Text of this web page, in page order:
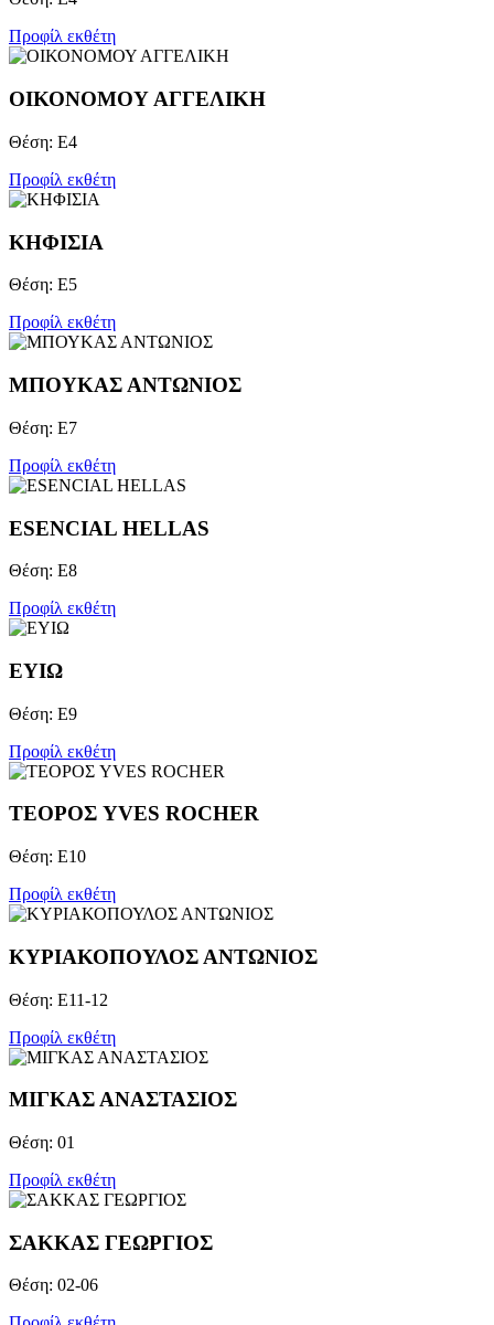
Προφίλ εκθέτη
ΟΙΚΟΝΟΜΟΥ ΑΓΓΕΛΙΚΗ
Θέση: Ε4
Προφίλ εκθέτη
ΚΗΦΙΣΙΑ
Θέση: Ε5
Προφίλ εκθέτη
ΜΠΟΥΚΑΣ ΑΝΤΩΝΙΟΣ
Θέση: Ε7
Προφίλ εκθέτη
ESENCIAL HELLAS
Θέση: Ε8
Προφίλ εκθέτη
ΕΥΙΩ
Θέση: Ε9
Προφίλ εκθέτη
ΤΕΟΡΟΣ YVES ROCHER
Θέση: Ε10
Προφίλ εκθέτη
ΚΥΡΙΑΚΟΠΟΥΛΟΣ ΑΝΤΩΝΙΟΣ
Θέση: Ε11-12
Προφίλ εκθέτη
ΜΙΓΚΑΣ ΑΝΑΣΤΑΣΙΟΣ
Θέση: 01
Προφίλ εκθέτη
ΣΑΚΚΑΣ ΓΕΩΡΓΙΟΣ
Θέση: 02-06